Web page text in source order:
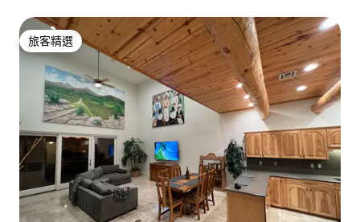
旅客精選
旅客精選